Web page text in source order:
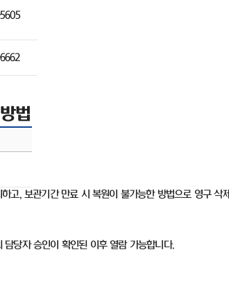
법
하고, 보관기간 만료 시 복원이 불가능한 방법으로 영구 삭제
당자 승인이 확인된 이후 열람 가능합니다.